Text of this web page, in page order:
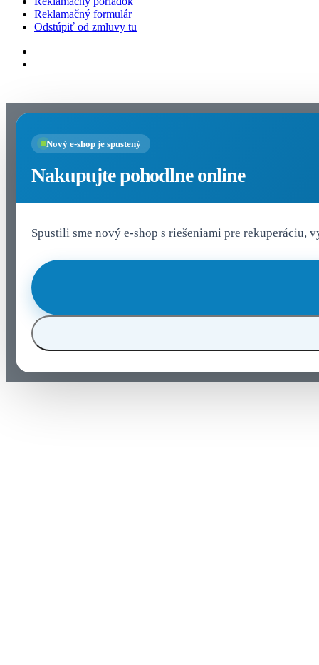
Reklamačný formulár
Odstúpiť od zmluvy tu
Nový e-shop je spustený
Nakupujte pohodlne online
Spustili sme nový e-shop s riešeniami pre rekuperáciu,